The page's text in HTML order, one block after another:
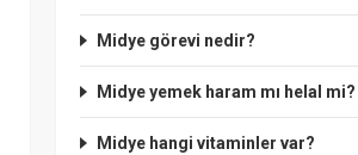
Midye görevi nedir?
Midye yemek haram mı helal mi?
Midye hangi vitaminler var?